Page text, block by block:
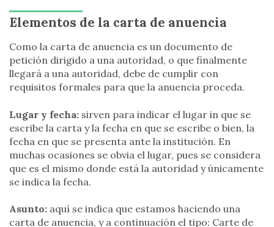
Elementos de la carta de anuencia
Como la carta de anuencia es un documento de
petición dirigido a una autoridad, o que finalmente
llegará a una autoridad, debe de cumplir con
requisitos formales para que la anuencia proceda.
Lugar y fecha: sirven para indicar el lugar in que se
escribe la carta y la fecha en que se escribe o bien, la
fecha en que se presenta ante la institución. En
muchas ocasiones se obvia el lugar, pues se considera
que es el mismo donde está la autoridad y únicamente
se indica la fecha.
Asunto: aquí se indica que estamos haciendo una
carta de anuencia, y a continuación el tipo: Carte de